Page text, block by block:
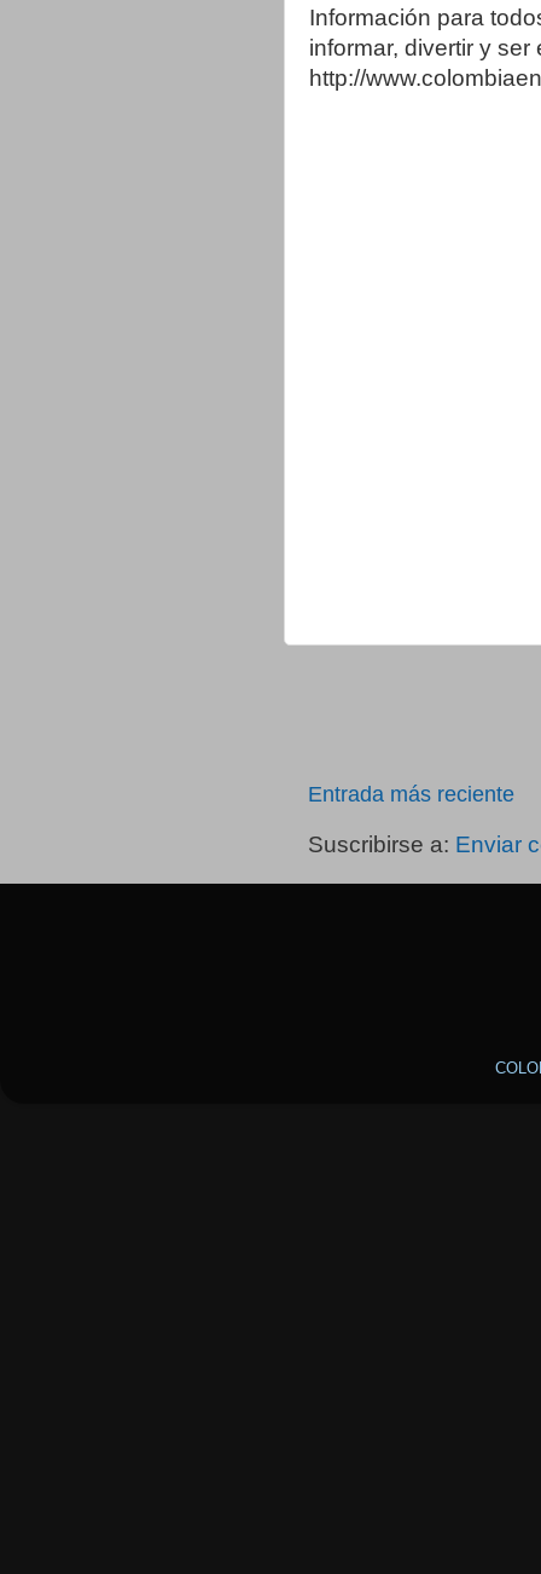
Información para
informar, divertir y
http://
Entrada más reciente
Suscribirse a: Enviar